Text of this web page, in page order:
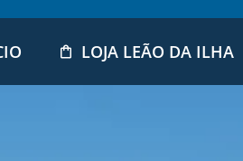
LOJA LEÃO DA ILHA